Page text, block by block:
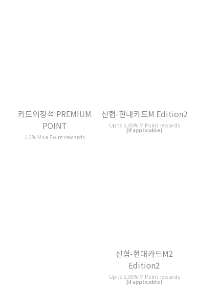
신협-현대카드M2
Edition2
LG U+ 현대카드M
Edition3 (통신할인형)
Up to 1.05% M Point rewards
(if applicable)